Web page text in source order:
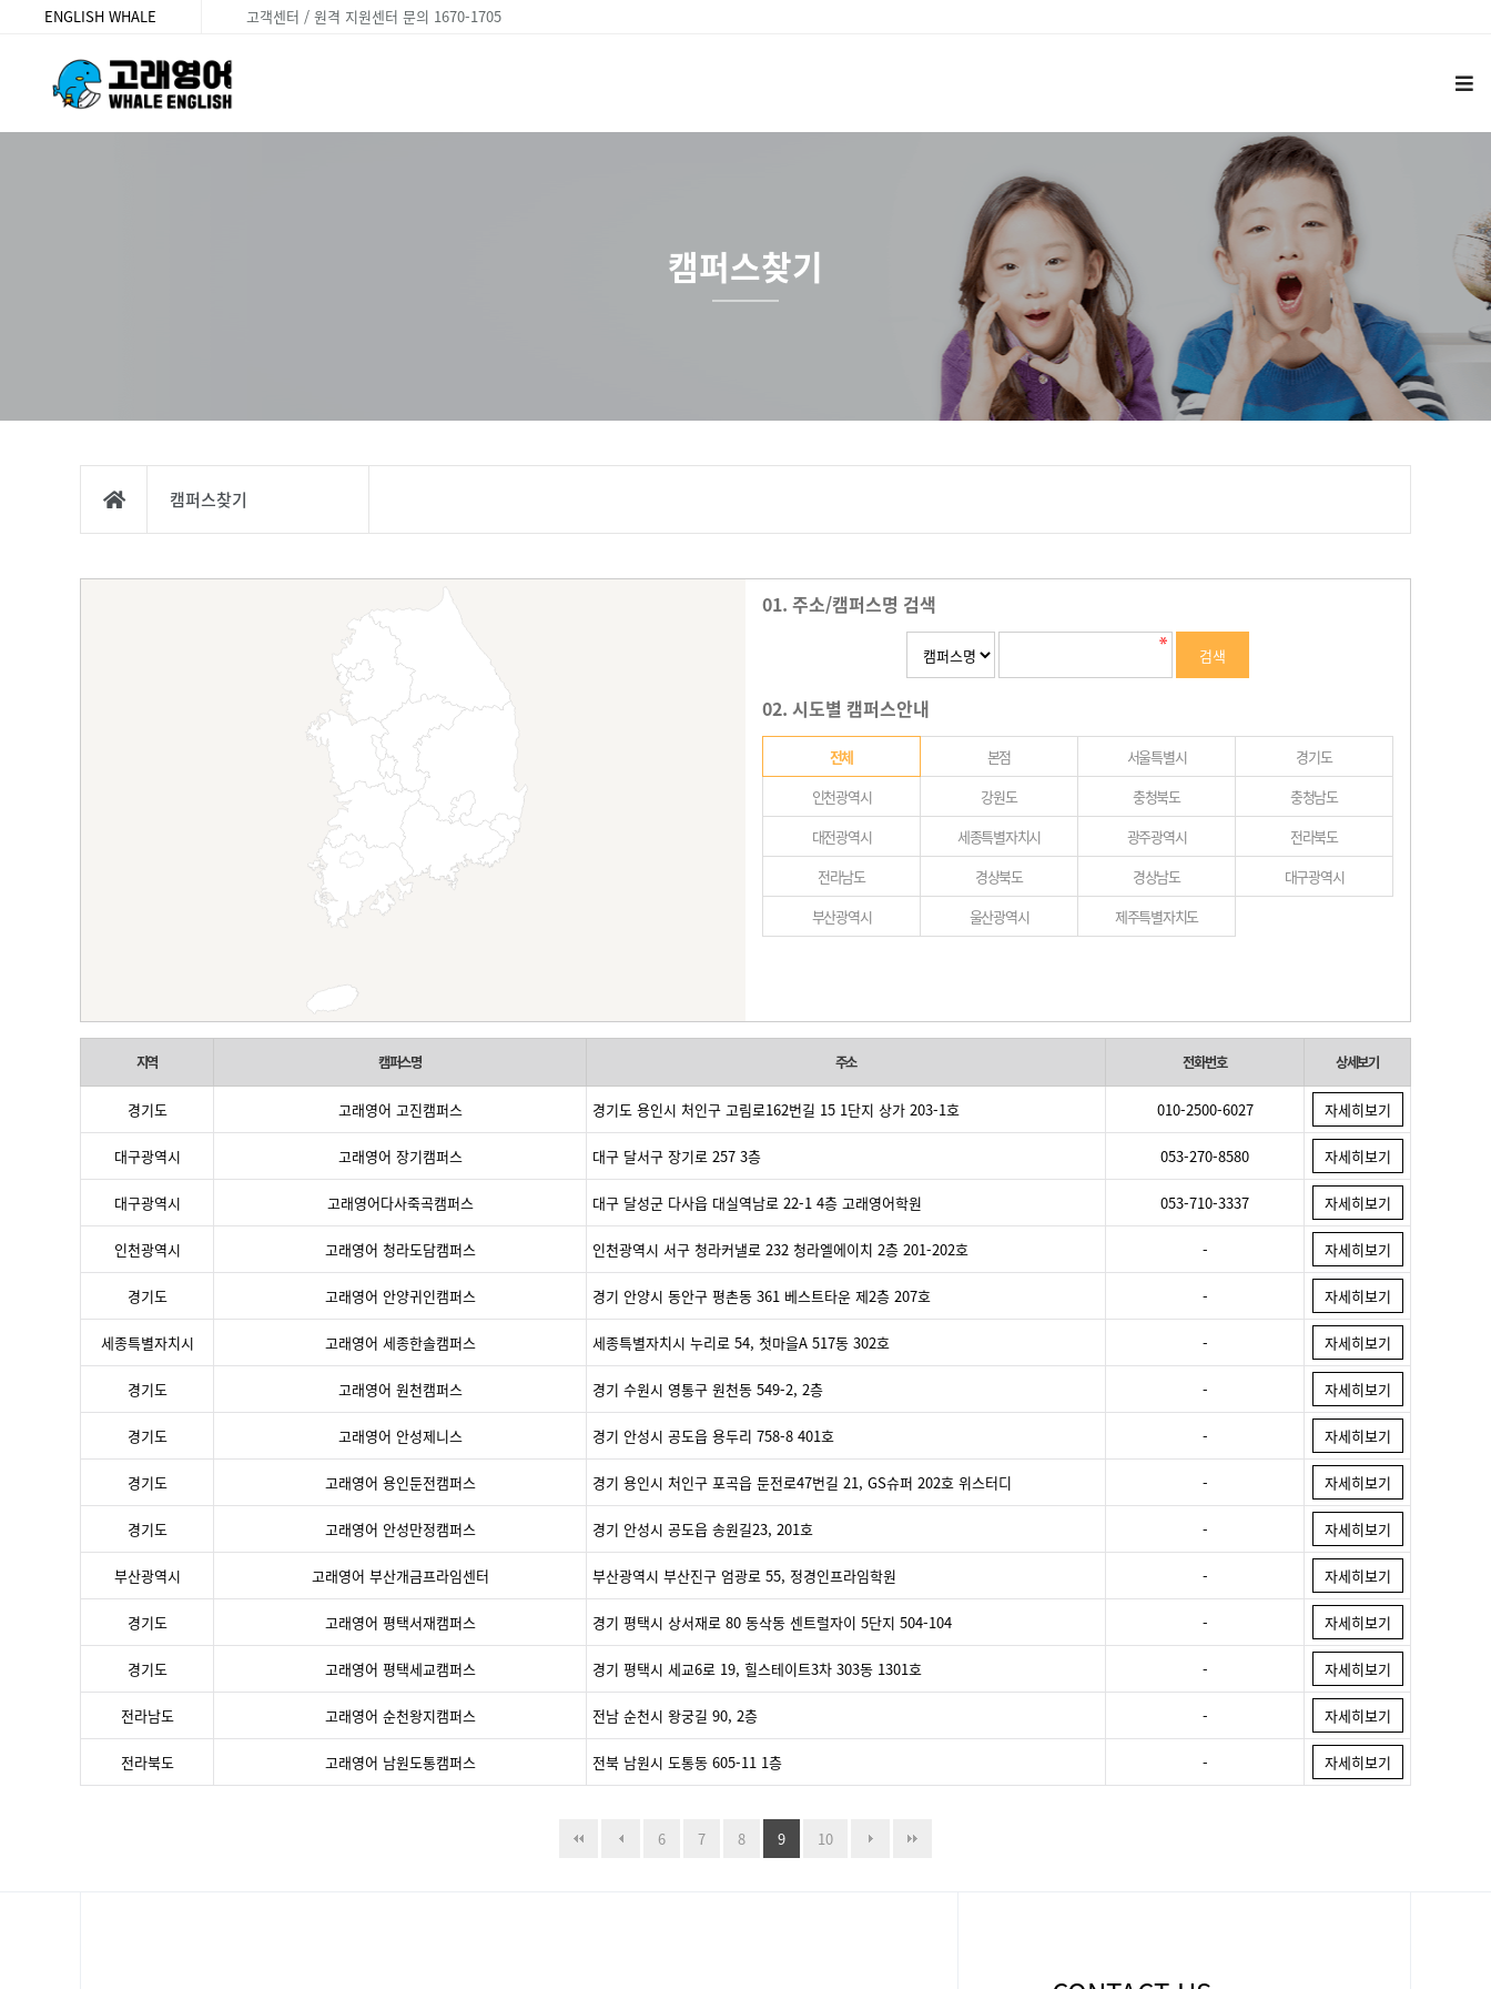
ENGLISH WHALE 고객센터 / 원격 지원센터 문의 1670-1705
캠퍼스찾기
캠퍼스찾기
01. 주소/캠퍼스명 검색
02. 시도별 캠퍼스안내
전체 본점 서울특별시
경기도
인천광역시
강원도 충청북도
충청남도
대전광역시
세종특별자치시 광주광역시
전라북도
전라남도
경상북도 경상남도
대구광역시
부산광역시
울산광역시 제주특별자치도
지역 캠퍼스명 주소 전화번호 상세보기
경기도 고래영어 고진캠퍼스 경기도 용인시 처인구 고림로162번길 15 1단지 상가 203-1호 010-2500-6027 자세히보기
대구광역시 고래영어 장기캠퍼스 대구 달서구 장기로 257 3층 053-270-8580 자세히보기
대구광역시 고래영어다사죽곡캠퍼스 대구 달성군 다사읍 대실역남로 22-1 4층 고래영어학원 053-710-3337 자세히보기
인천광역시 고래영어 청라도담캠퍼스 인천광역시 서구 청라커낼로 232 청라엘에이치 2층 201-202호 - 자세히보기
경기도 고래영어 안양귀인캠퍼스 경기 안양시 동안구 평촌동 361 베스트타운 제2층 207호 - 자세히보기
세종특별자치시 고래영어 세종한솔캠퍼스 세종특별자치시 누리로 54, 첫마을A 517동 302호 - 자세히보기
경기도 고래영어 원천캠퍼스 경기 수원시 영통구 원천동 549-2, 2층 - 자세히보기
경기도 고래영어 안성제니스 경기 안성시 공도읍 용두리 758-8 401호 - 자세히보기
경기도 고래영어 용인둔전캠퍼스 경기 용인시 처인구 포곡읍 둔전로47번길 21, GS슈퍼 202호 위스터디 - 자세히보기
경기도 고래영어 안성만정캠퍼스 경기 안성시 공도읍 송원길23, 201호 - 자세히보기
부산광역시 고래영어 부산개금프라임센터 부산광역시 부산진구 엄광로 55, 정경인프라임학원 - 자세히보기
경기도 고래영어 평택서재캠퍼스 경기 평택시 상서재로 80 동삭동 센트럴자이 5단지 504-104 - 자세히보기
경기도 고래영어 평택세교캠퍼스 경기 평택시 세교6로 19, 힐스테이트3차 303동 1301호 - 자세히보기
전라남도 고래영어 순천왕지캠퍼스 전남 순천시 왕궁길 90, 2층 - 자세히보기
전라북도 고래영어 남원도통캠퍼스 전북 남원시 도통동 605-11 1층 - 자세히보기
6 7 8 9 10